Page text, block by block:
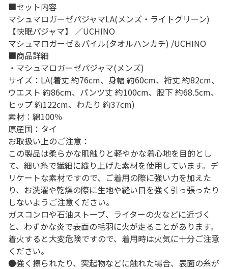
■セット内容
マシュマロガーゼパジャマLA(メンズ・ライトグリーン)
【快眠パジャマ】 ／UCHINO
マシュマロガーゼ＆パイル(タオルハンカチ) /UCHINO
■商品詳細
・マシュマロガーゼパジャマ(メンズ)
サイズ：LA(着丈 約76cm、身幅 約60cm、裄丈 約82cm、
ウエスト 約86cm、パンツ丈 約100cm、股下 約68.5cm、
ヒップ 約122cm、わたり 約37cm)
素材：綿100％
原産国：タイ
お取扱い上のご注意：
この製品は柔らかな肌触りと軽やかな着心地を目的とし
て、細い糸で繊細に織り上げた素材を使用しています。デ
リケートな素材ですので、ご着用の際に強い力を加えた
り、お洗濯や乾燥の際に生地や縫い目を強く引っ張ったり
しないようご注意ください。
ガスコンロや石油ストーブ、ライターの火などに近づく
と、わずかな炎で表面の毛羽に火が走ることがあります。
着火すると大変危険ですので、着用時は火気に十分ご注意
ください。
●強く擦られたり、突起物などに触れた場合、表面の糸が